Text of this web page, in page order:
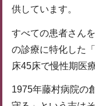
供しています。
すべての患者さん
の診療に特化した
床45床で慢性期医
1975年藤村病院の